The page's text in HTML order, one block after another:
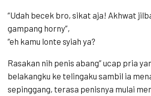
“Udah becek bro, sikat aja! Akhwat
gampang horny”,
“eh kamu lonte syiah ya?
Rasakan nih penis abang” ucap pria
belakangku ke telingaku sambil ia
sepinggang, terasa penisnya mulai